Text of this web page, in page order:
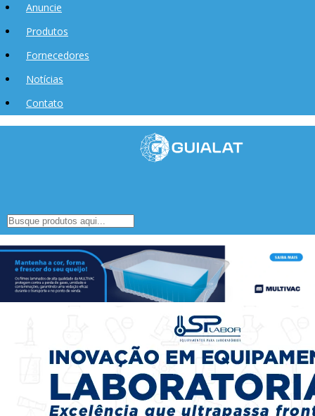
Anuncie
Produtos
Fornecedores
Notícias
Contato